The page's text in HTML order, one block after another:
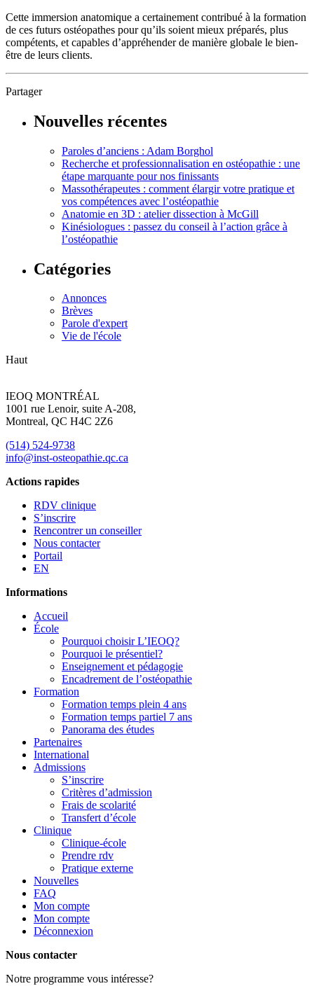
Cette immersion anatomique a certainement contribué à la formation
de ces futurs ostéopathes pour qu’ils soient mieux préparés, plus
compétents, et capables d’appréhender de manière globale le bien-
être de leurs clients.
Partager
Nouvelles récentes
Paroles d’anciens : Adam Borghol
Recherche et professionnalisation en ostéopathie : une
étape marquante pour nos finissants
Massothérapeutes : comment élargir votre pratique et
vos compétences avec l’ostéopathie
Anatomie en 3D : atelier dissection à McGill
Kinésiologues : passez du conseil à l’action grâce à
l’ostéopathie
Catégories
Annonces
Brèves
Parole d'expert
Vie de l'école
Haut
IEOQ MONTRÉAL
1001 rue Lenoir, suite A-208,
Montreal, QC H4C 2Z6
(514) 524-9738
info@inst-osteopathie.qc.ca
Actions rapides
RDV clinique
S’inscrire
Rencontrer un conseiller
Nous contacter
Portail
EN
Informations
Accueil
École
Pourquoi choisir L’IEOQ?
Pourquoi le présentiel?
Enseignement et pédagogie
Encadrement de l’ostéopathie
Formation
Formation temps plein 4 ans
Formation temps partiel 7 ans
Panorama des études
Partenaires
International
Admissions
S’inscrire
Critères d’admission
Frais de scolarité
Transfert d’école
Clinique
Clinique-école
Prendre rdv
Pratique externe
Nouvelles
FAQ
Mon compte
Mon compte
Déconnexion
Nous contacter
Notre programme vous intéresse?